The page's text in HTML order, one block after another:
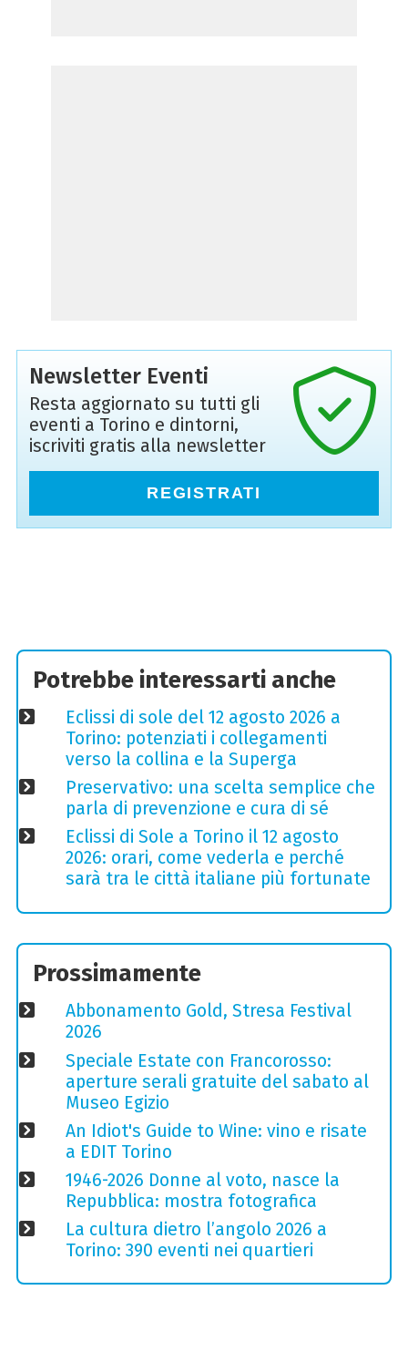
Newsletter Eventi
Resta aggiornato su tutti gli
eventi a Torino e dintorni,
iscriviti gratis alla newsletter
REGISTRATI
Potrebbe interessarti anche
Eclissi di sole del 12 agosto 2026 a
Torino: potenziati i collegamenti
verso la collina e la Superga
Preservativo: una scelta semplice che
parla di prevenzione e cura di sé
Eclissi di Sole a Torino il 12 agosto
2026: orari, come vederla e perché
sarà tra le città italiane più fortunate
Prossimamente
Abbonamento Gold, Stresa Festival
2026
Speciale Estate con Francorosso:
aperture serali gratuite del sabato al
Museo Egizio
An Idiot's Guide to Wine: vino e risate
a EDIT Torino
1946-2026 Donne al voto, nasce la
Repubblica: mostra fotografica
La cultura dietro l’angolo 2026 a
Torino: 390 eventi nei quartieri